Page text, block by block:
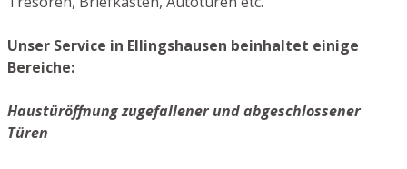
Unser Service in Ellingshausen beinhaltet einige
Bereiche:
Haustüröffnung zugefallener und abgeschlossener
Türen